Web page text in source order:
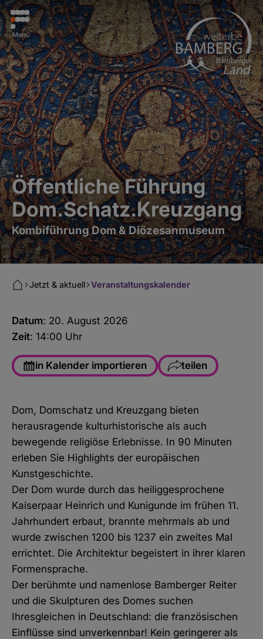
Menü
Öffentliche Führung
Dom.Schatz.Kreuzgang
Kombiführung Dom & Diözesanmuseum
Veranstaltungskalender
Jetzt & aktuell
Datum: 20. August 2026
Zeit: 14:00 Uhr
in Kalender importieren teilen
WhatsApp
Link kopieren
Dom, Domschatz und Kreuzgang bieten
herausragende kulturhistorische als auch
bewegende religiöse Erlebnisse. In 90 Minuten
erleben Sie Highlights der europäischen
Kunstgeschichte.
Der Dom wurde durch das heiliggesprochene
Kaiserpaar Heinrich und Kunigunde im frühen 11.
Jahrhundert erbaut, brannte mehrmals ab und
wurde zwischen 1200 bis 1237 ein zweites Mal
errichtet. Die Architektur begeistert in ihrer klaren
Formensprache.
Der berühmte und namenlose Bamberger Reiter
und die Skulpturen des Domes suchen
Ihresgleichen in Deutschland: die französischen
Einflüsse sind unverkennbar! Kein geringerer als